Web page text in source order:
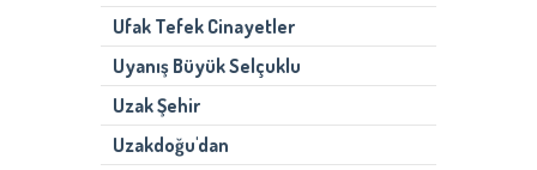
Ufak Tefek Cinayetler
Uyanış Büyük Selçuklu
Uzak Şehir
Uzakdoğu'dan